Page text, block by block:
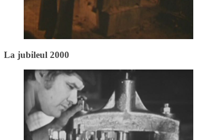
La jubileul 2000